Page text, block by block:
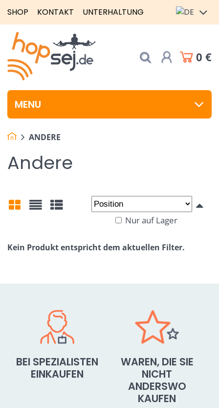
SHOP KONTAKT UNTERHALTUNG
0 €
MENU
ANDERE
Andere
Nur auf Lager
BEI SPEZIALISTEN
EINKAUFEN
WAREN, DIE SIE
NICHT
ANDERSWO
KAUFEN